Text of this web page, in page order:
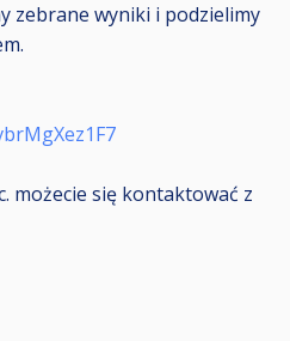
zebrane wyniki i podzielimy
możecie się kontaktować z